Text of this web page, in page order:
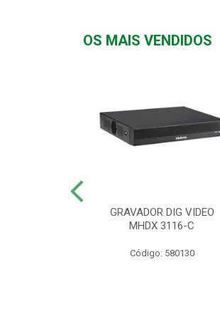
OS MAIS VENDIDOS
GRAVADOR DIG VIDEO
MHDX 3116-C
Código: 580130